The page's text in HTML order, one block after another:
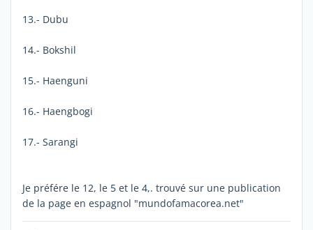
13.- Dubu
14.- Bokshil
15.- Haenguni
16.- Haengbogi
17.- Sarangi
Je préfére le 12, le 5 et le 4,. trouvé sur une publication
de la page en espagnol "mundofamacorea.net"